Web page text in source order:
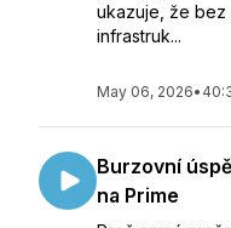
ukazuje, že bez
infrastruk...
May 06, 2026•
Burzovní
na Prime